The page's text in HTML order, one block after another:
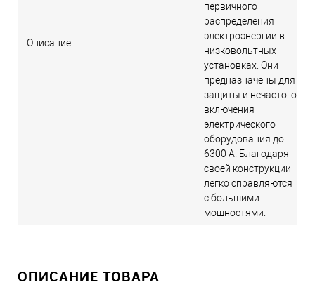
Описание
первичного
распределения
электроэнергии в
низковольтных
установках. Они
предназначены для
защиты и нечастого
включения
электрического
оборудования до
6300 A. Благодаря
своей конструкции
легко справляются
с большими
мощностями.
ОПИСАНИЕ ТОВАРА